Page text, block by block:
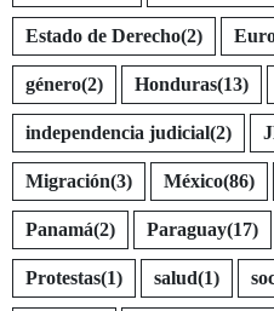
Estado de Derecho(2)
género(2) Honduras(13)
independencia judicial(2)
Migración(3) México(86)
Panamá(2) Paraguay(17)
Protestas(1) salud(1)